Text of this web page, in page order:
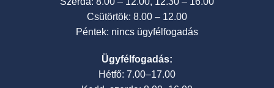
Csütörtök: 8.00 – 12.00
Péntek: nincs ügyfélfogadás
Ügyfélfogadás:
Hétfő: 7.00–17.00